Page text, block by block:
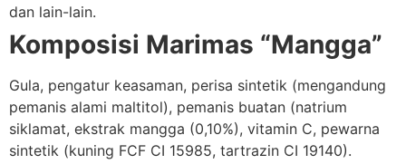
dan lain-lain.
Komposisi Marimas “Mangga”
Gula, pengatur keasaman, perisa sintetik (mengandung
pemanis alami maltitol), pemanis buatan (natrium
siklamat, ekstrak mangga (0,10%), vitamin C, pewarna
sintetik (kuning FCF CI 15985, tartrazin CI 19140).